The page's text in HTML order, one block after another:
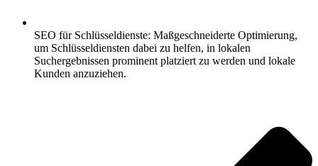
SEO für Schlüsseldienste: Maßgeschneiderte Optimierung,
um Schlüsseldiensten dabei zu helfen, in lokalen
Suchergebnissen prominent platziert zu werden und lokale
Kunden anzuziehen.